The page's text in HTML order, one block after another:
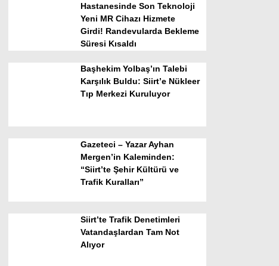
Instagram
Hastanesinde Son Teknoloji
Yeni MR Cihazı Hizmete
Girdi! Randevularda Bekleme
Süresi Kısaldı
Başhekim Yolbaş’ın Talebi
Karşılık Buldu: Siirt’e Nükleer
Tıp Merkezi Kuruluyor
Gazeteci – Yazar Ayhan
Mergen’in Kaleminden:
“Siirt’te Şehir Kültürü ve
Trafik Kuralları”
Siirt’te Trafik Denetimleri
Vatandaşlardan Tam Not
Alıyor